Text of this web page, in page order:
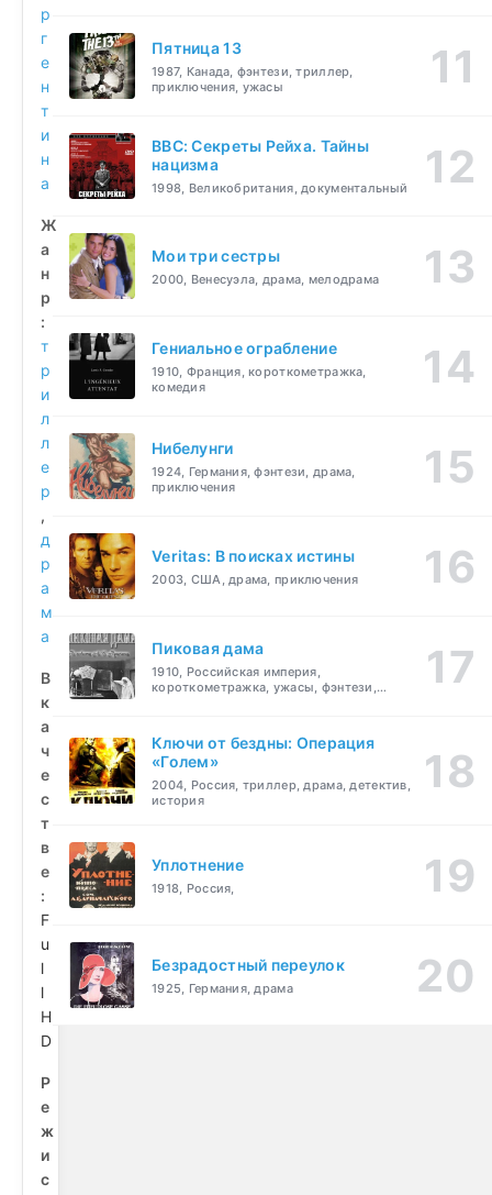
р
г
е
н
т
и
н
а
Ж
а
н
р
:
т
р
и
л
л
е
р
,
д
р
а
м
а
В
к
а
ч
е
с
т
в
е
:
F
u
l
l
H
D
Р
е
ж
и
с
Пятница 13
1987, Канада, фэнтези, триллер,
приключения, ужасы
BBC: Секреты Рейха. Тайны
нацизма
1998, Великобритания, документальный
Мои три сестры
2000, Венесуэла, драма, мелодрама
Гениальное ограбление
1910, Франция, короткометражка,
комедия
Нибелунги
1924, Германия, фэнтези, драма,
приключения
Veritas: В поисках истины
2003, США, драма, приключения
Пиковая дама
1910, Российская империя,
короткометражка, ужасы, фэнтези,
Ключи от бездны: Операция
«Голем»
2004, Россия, триллер, драма, детектив,
история
Уплотнение
1918, Россия,
Безрадостный переулок
1925, Германия, драма